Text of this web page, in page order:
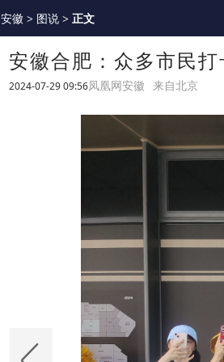
安徽 > 图说 > 正文
安徽合肥：众多市民
2024-07-29 09:56凤凰网安徽 来自北京